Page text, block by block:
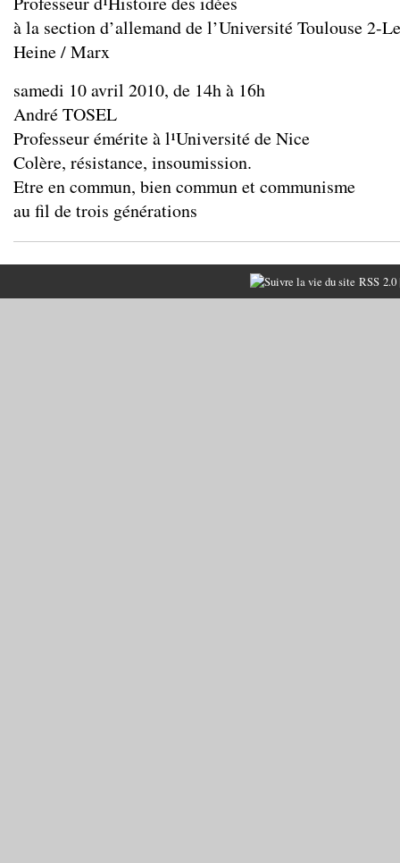
à la section d’allemand de l’Université Toulouse 2-
Heine / Marx
samedi 10 avril 2010, de 14h à 16h
André TOSEL
Professeur émérite à l¹Université de Nice
Colère, résistance, insoumission.
Etre en commun, bien commun et communisme
au fil de trois générations
RSS 2.0